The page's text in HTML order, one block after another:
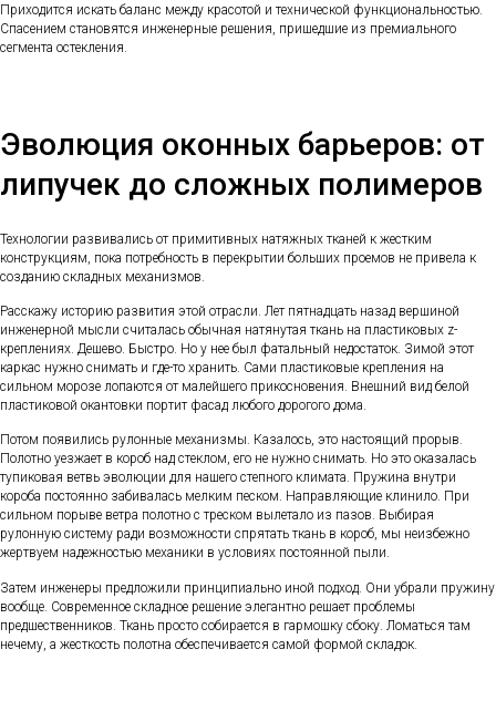
Приходится искать баланс между красотой и технической функциональностью.
Спасением становятся инженерные решения, пришедшие из премиального
сегмента остекления.
Эволюция оконных барьеров: от
липучек до сложных полимеров
Технологии развивались от примитивных натяжных тканей к жестким
конструкциям, пока потребность в перекрытии больших проемов не привела к
созданию складных механизмов.
Расскажу историю развития этой отрасли. Лет пятнадцать назад вершиной
инженерной мысли считалась обычная натянутая ткань на пластиковых z-
креплениях. Дешево. Быстро. Но у нее был фатальный недостаток. Зимой этот
каркас нужно снимать и где-то хранить. Сами пластиковые крепления на
сильном морозе лопаются от малейшего прикосновения. Внешний вид белой
пластиковой окантовки портит фасад любого дорогого дома.
Потом появились рулонные механизмы. Казалось, это настоящий прорыв.
Полотно уезжает в короб над стеклом, его не нужно снимать. Но это оказалась
тупиковая ветвь эволюции для нашего степного климата. Пружина внутри
короба постоянно забивалась мелким песком. Направляющие клинило. При
сильном порыве ветра полотно с треском вылетало из пазов. Выбирая
рулонную систему ради возможности спрятать ткань в короб, мы неизбежно
жертвуем надежностью механики в условиях постоянной пыли.
Затем инженеры предложили принципиально иной подход. Они убрали пружину
вообще. Современное складное решение элегантно решает проблемы
предшественников. Ткань просто собирается в гармошку сбоку. Ломаться там
нечему, а жесткость полотна обеспечивается самой формой складок.